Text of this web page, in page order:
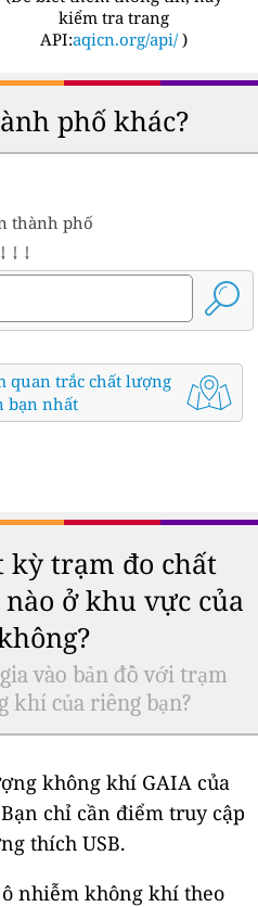
kiểm tra trang
API:aqicn.org/api/ )
phố khác?
thành phố
↓ ↓ ↓
quan trắc chất lượng
bạn nhất
kỳ trạm đo chất
ở khu vực của
vào bản đồ với trạm
khí của riêng bạn?
không khí GAIA của
chỉ cần điểm truy cập
thích USB.
nhiễm không khí theo